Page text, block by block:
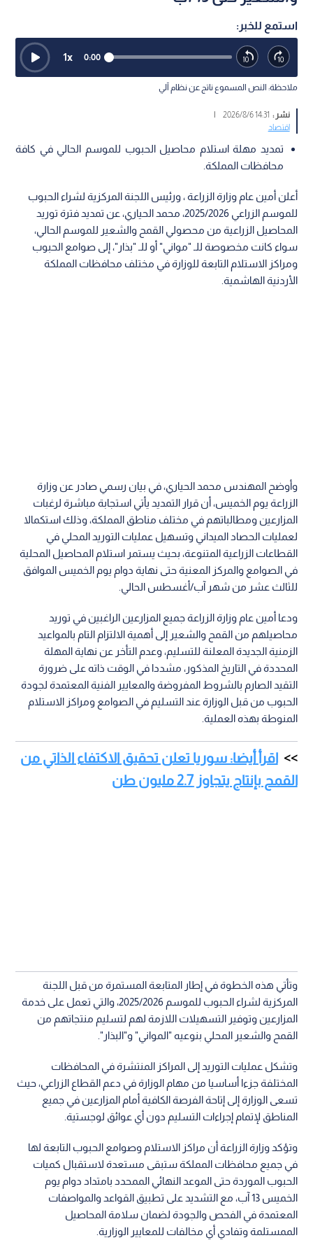
استمع للخبر:
0:00
1x
ملاحظة: النص المسموع ناتج عن نظام آلي
نشر : 14:31 2026/8/6
|
اقتصاد
تمديد مهلة استلام محاصيل الحبوب للموسم الحالي في كافة
محافظات المملكة.
أعلن أمين عام وزارة الزراعة ، ورئيس اللجنة المركزية لشراء الحبوب
للموسم الزراعي 2025/2026، محمد الحياري، عن تمديد فترة توريد
المحاصيل الزراعية من محصولي القمح والشعير للموسم الحالي،
سواء كانت مخصوصة للـ "مواني" أو للـ "بذار"، إلى صوامع الحبوب
ومراكز الاستلام التابعة للوزارة في مختلف محافظات المملكة
الأردنية الهاشمية.
وأوضح المهندس محمد الحياري، في بيان رسمي صادر عن وزارة
الزراعة يوم الخميس، أن قرار التمديد يأتي استجابة مباشرة لرغبات
المزارعين ومطالباتهم في مختلف مناطق المملكة، وذلك استكمالا
لعمليات الحصاد الميداني وتسهيل عمليات التوريد المحلي في
القطاعات الزراعية المتنوعة، بحيث يستمر استلام المحاصيل المحلية
في الصوامع والمركز المعنية حتى نهاية دوام يوم الخميس الموافق
للثالث عشر من شهر آب/أغسطس الحالي.
ودعا أمين عام وزارة الزراعة جميع المزارعين الراغبين في توريد
محاصيلهم من القمح والشعير إلى أهمية الالتزام التام بالمواعيد
الزمنية الجديدة المعلنة للتسليم، وعدم التأخر عن نهاية المهلة
المحددة في التاريخ المذكور، مشددا في الوقت ذاته على ضرورة
التقيد الصارم بالشروط المفروضة والمعايير الفنية المعتمدة لجودة
الحبوب من قبل الوزارة عند التسليم في الصوامع ومراكز الاستلام
المنوطة بهذه العملية.
اقرأ أيضا: سوريا تعلن تحقيق الاكتفاء الذاتي من
القمح بإنتاج يتجاوز 2.7 مليون طن
وتأتي هذه الخطوة في إطار المتابعة المستمرة من قبل اللجنة
المركزية لشراء الحبوب للموسم 2025/2026، والتي تعمل على خدمة
المزارعين وتوفير التسهيلات اللازمة لهم لتسليم منتجاتهم من
القمح والشعير المحلي بنوعيه "المواني" و"البذار".
وتشكل عمليات التوريد إلى المراكز المنتشرة في المحافظات
المختلفة جزءا أساسيا من مهام الوزارة في دعم القطاع الزراعي، حيث
تسعى الوزارة إلى إتاحة الفرصة الكافية أمام المزارعين في جميع
المناطق لإتمام إجراءات التسليم دون أي عوائق لوجستية.
وتؤكد وزارة الزراعة أن مراكز الاستلام وصوامع الحبوب التابعة لها
في جميع محافظات المملكة ستبقى مستعدة لاستقبال كميات
الحبوب الموردة حتى الموعد النهائي الممحدد بامتداد دوام يوم
الخميس 13 آب، مع التشديد على تطبيق القواعد والمواصفات
المعتمدة في الفحص والجودة لضمان سلامة المحاصيل
الممستلمة وتفادي أي مخالفات للمعايير الوزارية.